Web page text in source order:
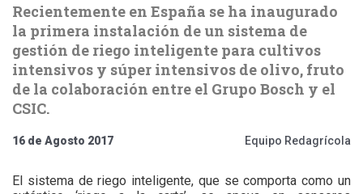
Recientemente en España se ha inaugurado
la primera instalación de un sistema de
gestión de riego inteligente para cultivos
intensivos y súper intensivos de olivo, fruto
de la colaboración entre el Grupo Bosch y el
CSIC.
16 de Agosto 2017 Equipo Redagrícola
El sistema de riego inteligente, que se comporta como un